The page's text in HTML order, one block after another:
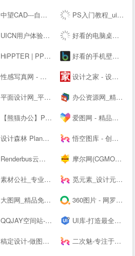
中望CAD---自主研发的二三维CAD软件机械设计制图软件免费下载及初学入门教程 PS入门教程_ui设计教程_淘宝美工教程_电商设计_设计教程_设计素材_字体下载_设计先锋网
UICN用户体验设计平台 好看的电脑桌面壁纸_高清壁纸下载-壁纸图片大全
HiPPTER | PPT资源导航 | PPT模板图表等设计素材免费下载 好看的手机壁纸_高清手机壁纸图片_苹果手机壁纸下载－手机壁纸大全
性感写真网 - 专注优秀的美图资源分享 设计之家 - 设计交流互动平台 - 传播先进设计理念 推动原创设计发展
平面设计网_平面设计作品欣赏-设计网 办公资源网_精品PPT模板下载网站_海量办公素材资源可供下载_动起办公
【熊猫办公】PPT模板，创意设计素材 高效办公在熊猫 爱图网 - 精品设计图片素材aiimg.com
设计森林 PlanForest - 收集、整理、分享全球优质的设计素材资源 悟空图库 - 创意设计素材，PPT模板，Word模板，高效办公尽在悟空
Renderbus云渲染农场-海量机器云渲染平台,高效3D云渲染服务 摩尔网(CGMOL),3D模型免费共享,--交易平台,设计师互动平台,分享改变未来
素材公社_专业设计素材网_高清图片网站 觅元素_设计元素的免费下载网站_免抠素材51yuansu.com
大图网_精品免费素材共享平台www.daimg.com 360图片 - 网罗天下美图
QQJAY空间站-分享QQ网名 个性签名 QQ分组 日志 QQ头像 空间素材 QQ空间 皮肤等内容 UI库-打造最全的UI素材库
稿定设计-做图做视频必备_在线设计神器_海量版权素材模板 二次魅-专注于分享国内外高清精品二次元电脑手机图片壁纸